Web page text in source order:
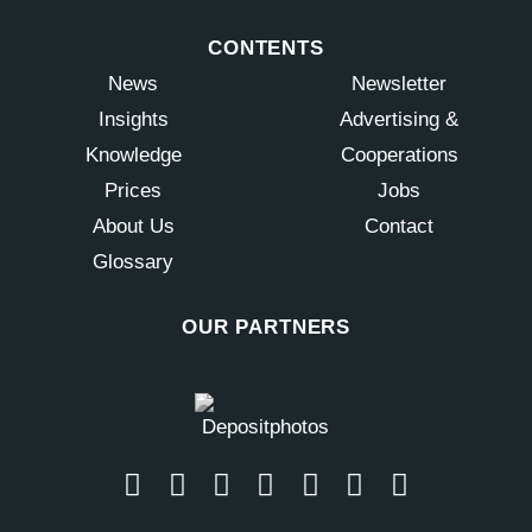
CONTENTS
News
Insights
Knowledge
Prices
About Us
Glossary
Newsletter
Advertising &
Cooperations
Jobs
Contact
OUR PARTNERS